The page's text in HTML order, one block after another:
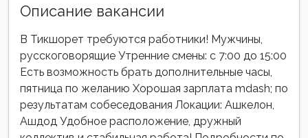
Описание вакансии
В Тикшорет требуются работники! Мужчины,
русскоговорящие Утренние смены: с 7:00 до 15:00
Есть возможность брать дополнительные часы,
пятница по желанию Хорошая зарплата mdash; по
результатам собеседования Локации: Ашкелон,
Ашдод Удобное расположение, дружный